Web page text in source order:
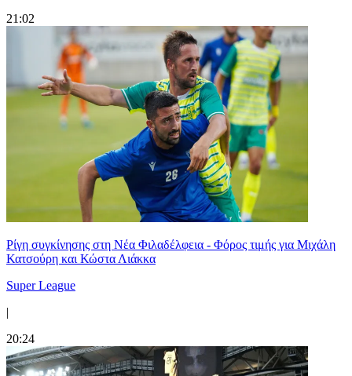
21:02
Ρίγη συγκίνησης στη Νέα Φιλαδέλφεια - Φόρος τιμής για Μιχάλη
Κατσούρη και Κώστα Λιάκκα
Super League
|
20:24